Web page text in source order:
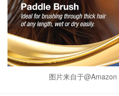
图片来自于